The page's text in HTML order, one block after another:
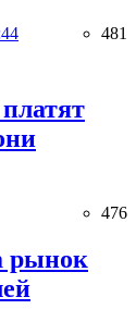
481
476
рынок